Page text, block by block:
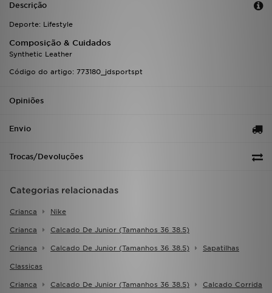
Descrição
Deporte: Lifestyle
Composição & Cuidados
Synthetic Leather
Código do artigo: 773180_jdsportspt
Opiniões
Envio
Trocas/Devoluções
Categorias relacionadas
Crianca Nike
Crianca Calcado De Junior (tamanhos 36 38.5)
Crianca Calcado De Junior (tamanhos 36 38.5) Sapatilhas
Classicas
Crianca Calcado De Junior (tamanhos 36 38.5) Calcado Corrida
FAZ DOWNLOAD DA APP
TRABALHA CONNOSCO